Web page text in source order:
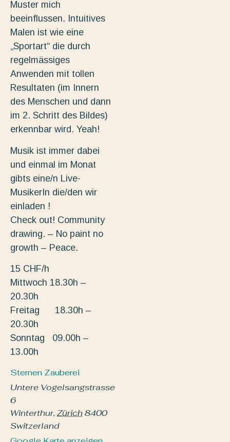
Muster mich
beeinflussen. Intuitives
Malen ist wie eine
„Sportart“ die durch
regelmässiges
Anwenden mit tollen
Resultaten (im Innern
des Menschen und dann
im 2. Schritt des Bildes)
erkennbar wird. Yeah!
Musik ist immer dabei
und einmal im Monat
gibts eine/n Live-
MusikerIn die/den wir
einladen !
Check out! Community
drawing. – No paint no
growth – Peace.
15 CHF/h
Mittwoch 18.30h –
20.30h
Freitag 18.30h –
20.30h
Sonntag 09.00h –
13.00h
Sternen Zauberei
Untere Vogelsangstrasse
6
Winterthur, Zürich8400
Switzerland